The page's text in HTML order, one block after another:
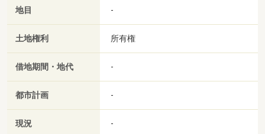
地目 -
土地権利 所有権
借地期間・地代 -
都市計画 -
現況 -